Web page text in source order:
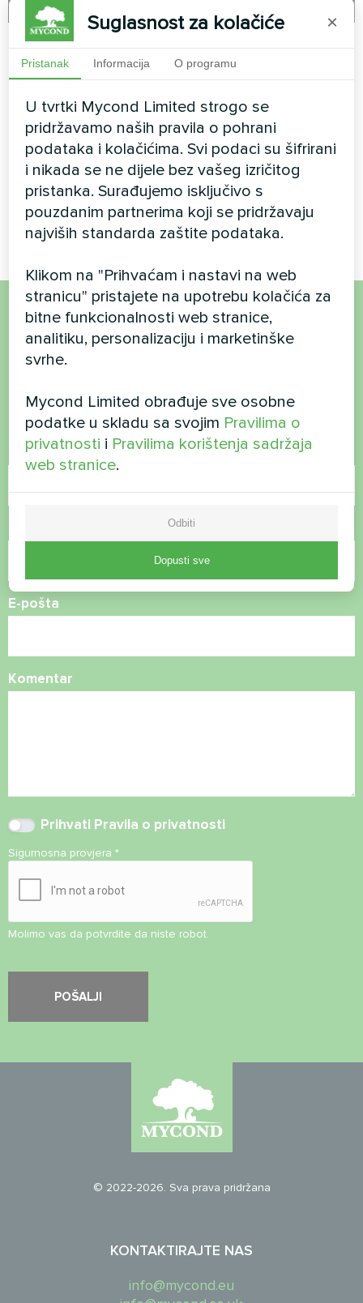
Apartman
Split toplinska pumpa serije
jedinicama za povrat
energije MVS DW
MyCond ventilacijske jedinice
s povratom energije MVS DW
omogućuju učinkovitu izmjenu
zraka s povratom topline
Želite kupiti ili imate
pitanja?
Kontaktirajte nas i mi ćemo vam pomoći
Ime
E-pošta
Komentar
Prihvati Pravila o privatnosti
Sigurnosna provjera *
Molimo vas da potvrdite da niste robot.
© 2022-2026. Sva prava pridržana
KONTAKTIRAJTE NAS
info@mycond.eu
Suglasnost za kolačiće ×
Pristanak Informacija O programu
U tvrtki Mycond Limited strogo se
pridržavamo naših pravila o pohrani
podataka i kolačićima. Svi podaci su šifrirani
i nikada se ne dijele bez vašeg izričitog
pristanka. Surađujemo isključivo s
pouzdanim partnerima koji se pridržavaju
najviših standarda zaštite podataka.
Klikom na "Prihvaćam i nastavi na web
stranicu" pristajete na upotrebu kolačića za
bitne funkcionalnosti web stranice,
analitiku, personalizaciju i marketinške
svrhe.
Mycond Limited obrađuje sve osobne
podatke u skladu sa svojim Pravilima o
privatnosti i Pravilima korištenja sadržaja
web stranice.
Odbiti
Dopusti sve